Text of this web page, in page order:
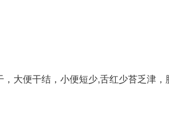
大便干结，小便短少,舌红少苔乏津，